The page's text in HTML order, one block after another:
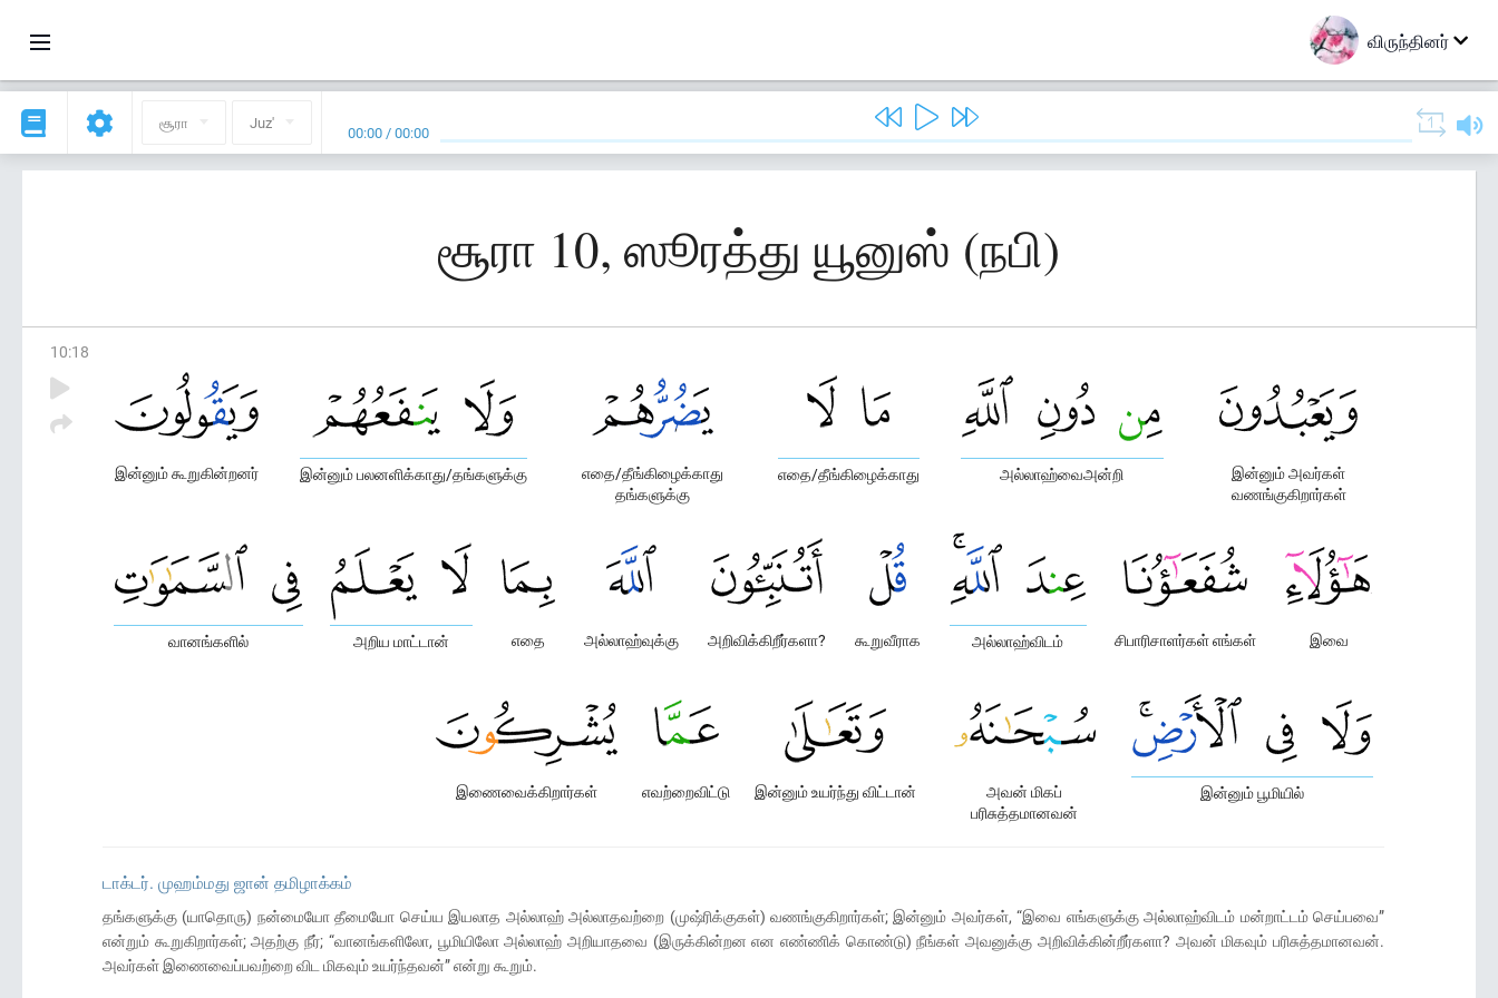
விருந்தினர்
சூரா Juz' 00:00 /00:00
சூரா 10, ஸூரத்து யூனுஸ் (நபி)
10:18
இன்னும் அவர்கள்
வணங்குகிறார்கள்
அல்லாஹ்வைஅன்றி
எதை/தீங்கிழைக்காது
எதை/தீங்கிழைக்காது
தங்களுக்கு
இன்னும் பலனளிக்காது/தங்களுக்கு
இன்னும் கூறுகின்றனர்
இவை
சிபாரிசாளர்கள் எங்கள்
அல்லாஹ்விடம்
கூறுவீராக
அறிவிக்கிறீர்களா?
அல்லாஹ்வுக்கு
எதை
அறிய மாட்டான்
வானங்களில்
இன்னும் பூமியில்
அவன் மிகப்
பரிசுத்தமானவன்
இன்னும் உயர்ந்து விட்டான்
எவற்றைவிட்டு
இணைவைக்கிறார்கள்
டாக்டர். முஹம்மது ஜான் தமிழாக்கம்
தங்களுக்கு (யாதொரு) நன்மையோ தீமையோ செய்ய இயலாத அல்லாஹ் அல்லாதவற்றை (முஷ்ரிக்குகள்) வணங்குகிறார்கள்; இன்னும் அவர்கள், “இவை எங்களுக்கு அல்லாஹ்விடம் மன்றாட்டம் செய்பவை”
என்றும் கூறுகிறார்கள்; அதற்கு நீர்; “வானங்களிலோ, பூமியிலோ அல்லாஹ் அறியாதவை (இருக்கின்றன என எண்ணிக் கொண்டு) நீங்கள் அவனுக்கு அறிவிக்கின்றீர்களா? அவன் மிகவும் பரிசுத்தமானவன்.
அவர்கள் இணைவைப்பவற்றை விட மிகவும் உயர்ந்தவன்” என்று கூறும்.